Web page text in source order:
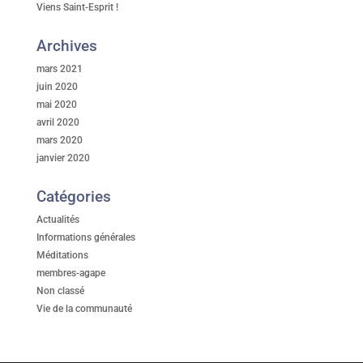
Viens Saint-Esprit !
Archives
mars 2021
juin 2020
mai 2020
avril 2020
mars 2020
janvier 2020
Catégories
Actualités
Informations générales
Méditations
membres-agape
Non classé
Vie de la communauté